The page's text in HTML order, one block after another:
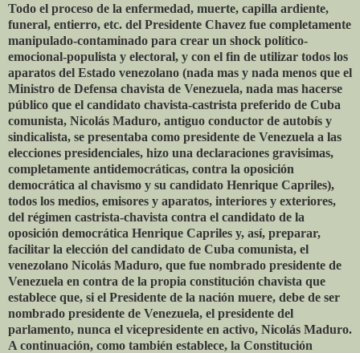
Todo el proceso de la enfermedad, muerte, capilla ardiente,
funeral, entierro, etc. del Presidente Chavez fue completamente
manipulado-contaminado para crear un shock político-
emocional-populista y electoral, y con el fin de utilizar todos los
aparatos del Estado venezolano (nada mas y nada menos que el
Ministro de Defensa chavista de Venezuela, nada mas hacerse
público que el candidato chavista-castrista preferido de Cuba
comunista, Nicolás Maduro, antiguo conductor de autobís y
sindicalista, se presentaba como presidente de Venezuela a las
elecciones presidenciales, hizo una declaraciones gravisimas,
completamente antidemocráticas, contra la oposición
democrática al chavismo y su candidato Henrique Capriles),
todos los medios, emisores y aparatos, interiores y exteriores,
del régimen castrista-chavista contra el candidato de la
oposición democrática Henrique Capriles y, así, preparar,
facilitar la elección del candidato de Cuba comunista, el
venezolano Nicolás Maduro, que fue nombrado presidente de
Venezuela en contra de la propia constitución chavista que
establece que, si el Presidente de la nación muere, debe de ser
nombrado presidente de Venezuela, el presidente del
parlamento, nunca el vicepresidente en activo, Nicolás Maduro.
A continuación, como también establece, la Constitución